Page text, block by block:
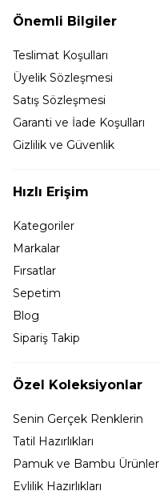
Önemli Bilgiler
Teslimat Koşulları
Üyelik Sözleşmesi
Satış Sözleşmesi
Garanti ve İade Koşulları
Gizlilik ve Güvenlik
Hızlı Erişim
Kategoriler
Markalar
Fırsatlar
Sepetim
Blog
Sipariş Takip
Özel Koleksiyonlar
Senin Gerçek Renklerin
Tatil Hazırlıkları
Pamuk ve Bambu Ürünler
Evlilik Hazırlıkları